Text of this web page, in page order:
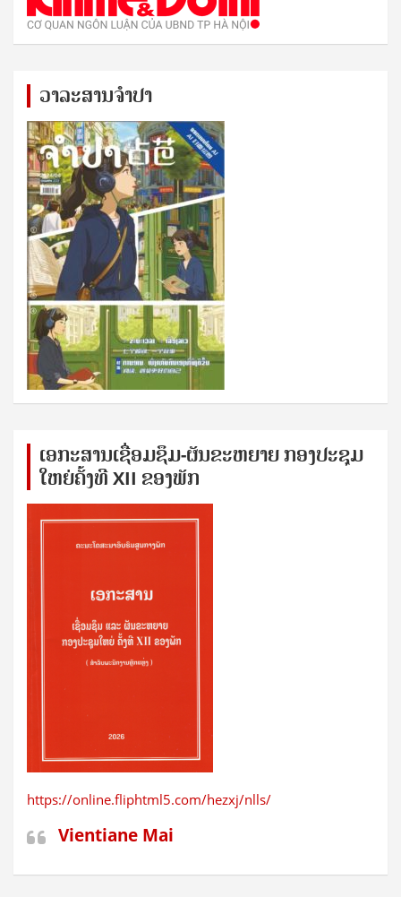
ວາລະສານຈຳປາ
ເອກ​ະ​ສານ​ເຊ​ື່ອມ​ຊ​ຶມ-ຜັນ​ຂະ​ຫ​ຍາຍ ກອງ​ປະ​ຊຸມ​
ໃຫຍ່​ຄັ້ງ​ທີ XII ຂອງ​ພັກ
https://online.fliphtml5.com/hezxj/nlls/
Vientiane Mai